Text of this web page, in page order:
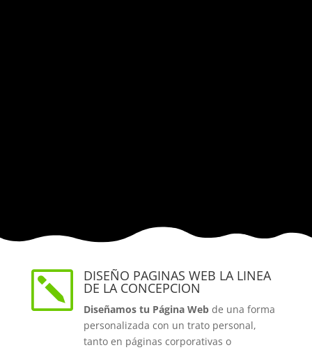
k DISEÑO PAGINAS WEB LA LINEA
DE LA CONCEPCION
Diseñamos tu Página Webde una forma
personalizada con un trato personal,
tanto en páginas corporativas o